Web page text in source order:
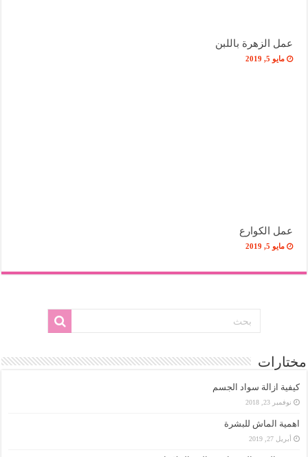
عمل الزهرة باللبن
مايو 5, 2019
عمل الكوارع
مايو 5, 2019
مختارات
كيفية ازالة سواد الجسم
نوفمبر 23, 2018
اهمية الماش للبشرة
أبريل 27, 2019